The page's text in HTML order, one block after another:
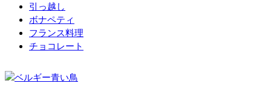
引っ越し
ボナペティ
フランス料理
チョコレート